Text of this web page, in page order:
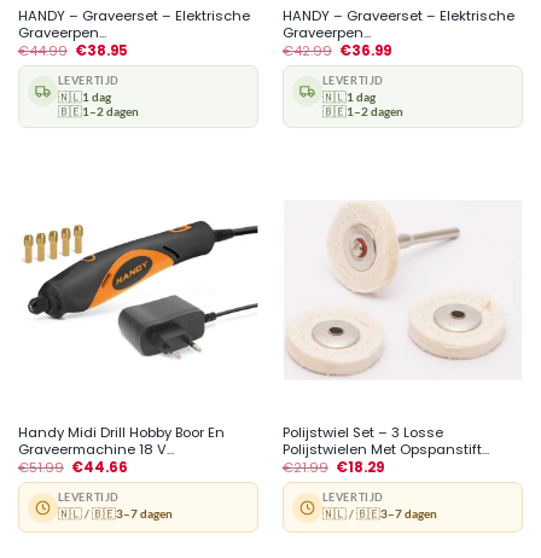
HANDY – Graveerset – Elektrische
Graveerpen...
€44.99 €38.95
LEVERTIJD
🇳🇱1 dag
🇧🇪1–2 dagen
HANDY – Graveerset – Elektrische
Graveerpen...
€42.99 €36.99
LEVERTIJD
🇳🇱1 dag
🇧🇪1–2 dagen
Handy Midi Drill Hobby Boor En
Graveermachine 18 V...
€51.99 €44.66
LEVERTIJD
🇳🇱 / 🇧🇪3–7 dagen
Polijstwiel Set – 3 Losse
Polijstwielen Met Opspanstift...
€21.99 €18.29
LEVERTIJD
🇳🇱 / 🇧🇪3–7 dagen